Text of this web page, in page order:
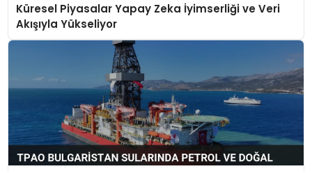
Küresel Piyasalar Yapay Zeka İyimserliği ve Veri
Akışıyla Yükseliyor